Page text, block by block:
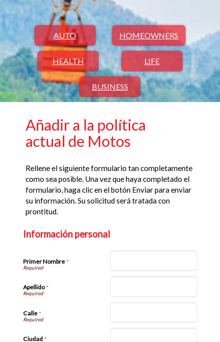
AUTO HOMEOWNERS
HEALTH LIFE
BUSINESS
Añadir a la política
actual de Motos
Rellene el siguiente formulario tan completamente
como sea posible. Una vez que haya completado el
formulario, haga clic en el botón Enviar para enviar
su información. Su solicitud será tratada con
prontitud.
Información personal
Primer Nombre *
Apellido*
Calle*
Ciudad *